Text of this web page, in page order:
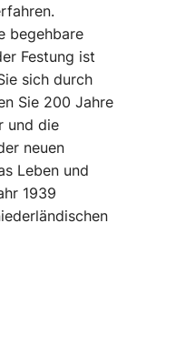
begehbare
Festung ist
sich durch
Sie 200 Jahre
und die
neuen
Leben und
1939